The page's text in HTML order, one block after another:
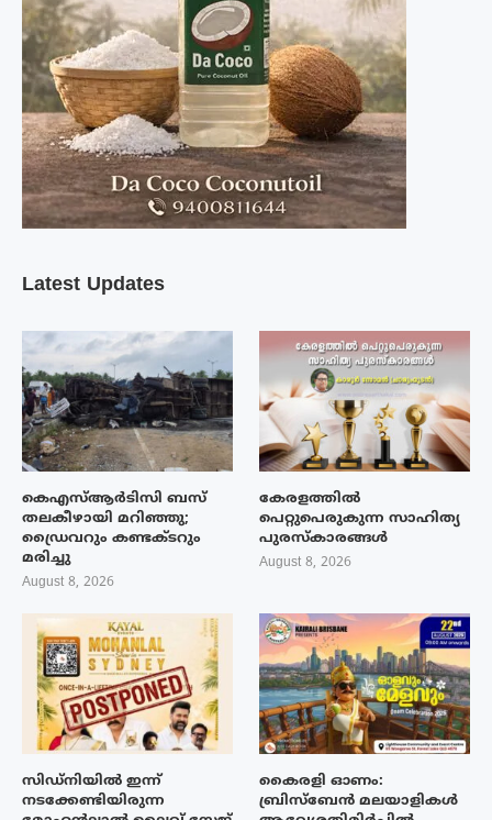
Latest Updates
കെഎസ്ആർടിസി ബസ്
തലകീഴായി മറിഞ്ഞു;
ഡ്രൈവറും കണ്ടക്ടറും
മരിച്ചു
August 8, 2026
കേരളത്തിൽ
പെറ്റുപെരുകുന്ന സാഹിത്യ
പുരസ്‌കാരങ്ങൾ
August 8, 2026
സിഡ്നിയിൽ ഇന്ന്
നടക്കേണ്ടിയിരുന്ന
കൈരളി ഓണം:
ബ്രിസ്ബേൻ മലയാളികൾ